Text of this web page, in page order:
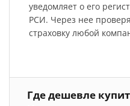
уведомляет о его
РСИ. Через нее
страховку любой
Где дешевле